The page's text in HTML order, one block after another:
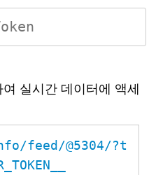
실시간 데이터에 액세
feed/@5304/?t